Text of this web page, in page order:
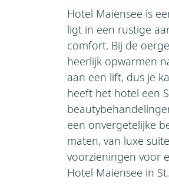
Hotel Maiensee is
ligt in een rustige
comfort. Bij de
heerlijk opwarmen
aan een lift, dus je
heeft het hotel een
een onvergetelijke
maten, van luxe
voorzieningen voor
Hotel Maiensee in